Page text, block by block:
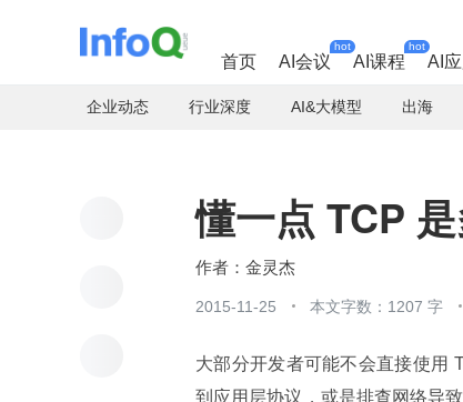
首页 AI会议
hot
AI课程
hot
AI应
企业动态 行业深度 AI&大模型 出海
懂一点 TCP
金灵杰
2015-11-25 本文字数：1207 字
大部分开发者可能不会直接使用
到应用层协议，或是排查网络导